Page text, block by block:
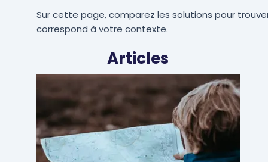
Sur cette page, comparez les solutions pour
correspond à votre contexte.
Articles